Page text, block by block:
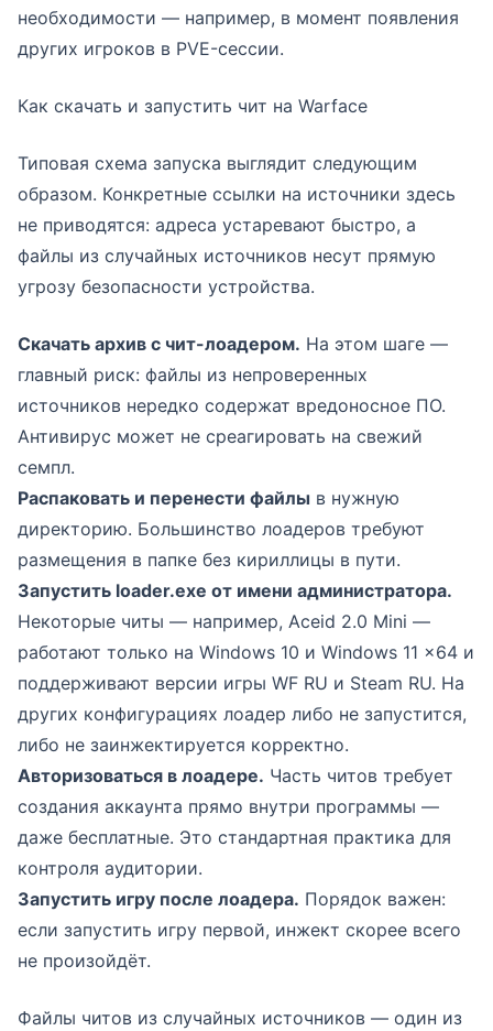
необходимости — например, в момент появления
других игроков в PVE-сессии.
Как скачать и запустить чит на Warface
Типовая схема запуска выглядит следующим
образом. Конкретные ссылки на источники здесь
не приводятся: адреса устаревают быстро, а
файлы из случайных источников несут прямую
угрозу безопасности устройства.
Скачать архив с чит-лоадером. На этом шаге —
главный риск: файлы из непроверенных
источников нередко содержат вредоносное ПО.
Антивирус может не среагировать на свежий
семпл.
Распаковать и перенести файлы в нужную
директорию. Большинство лоадеров требуют
размещения в папке без кириллицы в пути.
Запустить loader.exe от имени администратора.
Некоторые читы — например, Aceid 2.0 Mini —
работают только на Windows 10 и Windows 11 x64 и
поддерживают версии игры WF RU и Steam RU. На
других конфигурациях лоадер либо не запустится,
либо не заинжектируется корректно.
Авторизоваться в лоадере. Часть читов требует
создания аккаунта прямо внутри программы —
даже бесплатные. Это стандартная практика для
контроля аудитории.
Запустить игру после лоадера. Порядок важен:
если запустить игру первой, инжект скорее всего
не произойдёт.
Файлы читов из случайных источников — один из